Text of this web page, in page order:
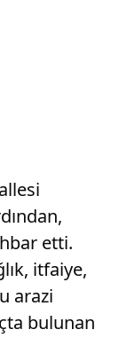
etti.
itfaiye,
arazi
bulunan